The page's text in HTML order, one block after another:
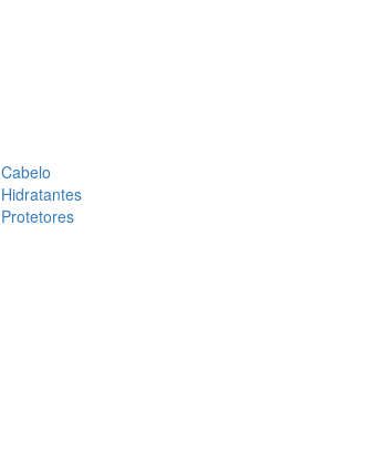
Cabelo
Hidratantes
Protetores